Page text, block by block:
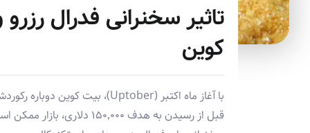
تاثیر سخنرانی فدرال
کوین
قبل از رسیدن به هدف